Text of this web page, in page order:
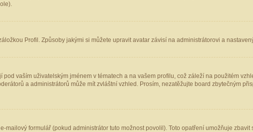
Profil. Způsoby jakými si můžete upravit avatar závisí na administrátorovi a
vaším uživatelským jménem v tématech a na vašem profilu, což záleží na použitém
a administrátorů může mít zvláštní vzhled. Prosím, nezatěžujte board zbytečným
formulář (pokud administrátor tuto možnost povolil). Toto opatření umožňuje